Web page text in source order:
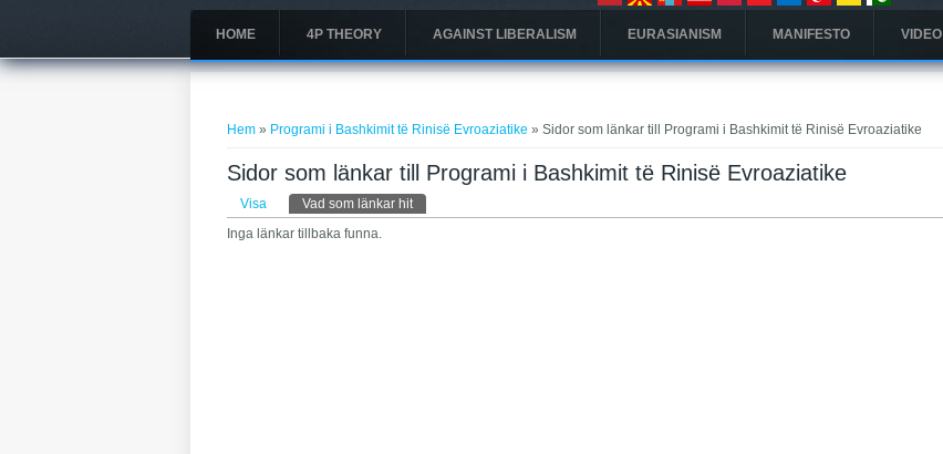
HOME 4P THEORY AGAINST LIBERALISM EURASIANISM MANIFESTO VIDEO
Hem » Programi i Bashkimit të Rinisë Evroaziatike » Sidor som länkar till Programi i Bashkimit të Rinisë Evroaziatike
Sidor som länkar till Programi i Bashkimit të Rinisë Evroaziatike
Primära flikar
Visa Vad som länkar hit(aktiv flik)
Inga länkar tillbaka funna.